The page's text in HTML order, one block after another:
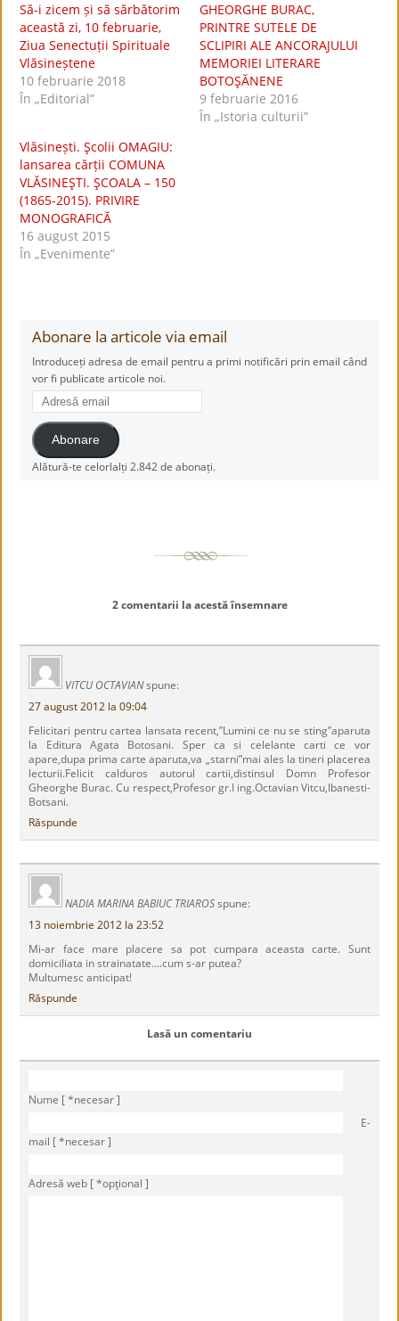
Să-i zicem și să sărbătorim
această zi, 10 februarie,
Ziua Senectuții Spirituale
Vlăsineștene
10 februarie 2018
În „Editorial”
GHEORGHE BURAC,
PRINTRE SUTELE DE
SCLIPIRI ALE ANCORAJULUI
MEMORIEI LITERARE
BOTOŞĂNENE
9 februarie 2016
În „Istoria culturii”
Vlăsinești. Şcolii OMAGIU:
lansarea cărții COMUNA
VLĂSINEŞTI. ŞCOALA – 150
(1865-2015). PRIVIRE
MONOGRAFICĂ
16 august 2015
În „Evenimente”
Abonare la articole via email
Introduceți adresa de email pentru a primi notificări prin email când
vor fi publicate articole noi.
Adresă
email
Abonare
Alătură-te celorlalți 2.842 de abonați.
2 comentarii la acestă însemnare
VITCU OCTAVIANspune:
27 august 2012 la 09:04
Felicitari pentru cartea lansata recent,”Lumini ce nu se sting”aparuta
la Editura Agata Botosani. Sper ca si celelante carti ce vor
apare,dupa prima carte aparuta,va „starni”mai ales la tineri placerea
lecturii.Felicit calduros autorul cartii,distinsul Domn Profesor
Gheorghe Burac. Cu respect,Profesor gr.I ing.Octavian Vitcu,Ibanesti-
Botsani.
Răspunde
NADIA MARINA BABIUC TRIAROS spune:
13 noiembrie 2012 la 23:52
Mi-ar face mare placere sa pot cumpara aceasta carte. Sunt
domiciliata in strainatate….cum s-ar putea?
Multumesc anticipat!
Răspunde
Lasă un comentariu
Nume [ *necesar ]
E-
mail [ *necesar ]
Adresă web [ *opţional ]